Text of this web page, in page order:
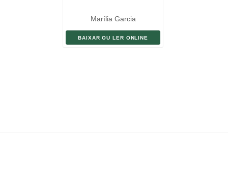
Marília Garcia
BAIXAR OU LER ONLINE